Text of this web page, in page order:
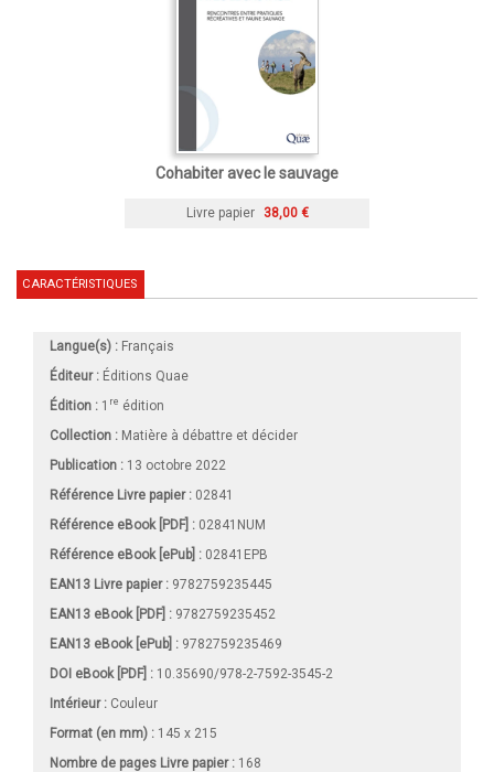
Cohabiter avec le sauvage
Livre papier 38,00 €
CARACTÉRISTIQUES
Langue(s) : Français
Éditeur : Éditions Quae
Édition : 1 re édition
Collection : Matière à débattre et décider
Publication : 13 octobre 2022
Référence Livre papier : 02841
Référence eBook [PDF] : 02841NUM
Référence eBook [ePub] : 02841EPB
EAN13 Livre papier : 9782759235445
EAN13 eBook [PDF] : 9782759235452
EAN13 eBook [ePub] : 9782759235469
DOI eBook [PDF] : 10.35690/978-2-7592-3545-2
Intérieur : Couleur
Format (en mm) : 145 x 215
Nombre de pages Livre papier: 168